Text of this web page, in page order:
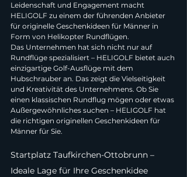
Leidenschaft und Engagement macht
HELIGOLF zu einem der führenden Anbieter
für originelle Geschenkideen für Männer in
Form von Helikopter Rundflügen.
Das Unternehmen hat sich nicht nur auf
Rundflüge spezialisiert – HELIGOLF bietet auch
einzigartige Golf-Ausflüge mit dem
Hubschrauber an. Das zeigt die Vielseitigkeit
und Kreativität des Unternehmens. Ob Sie
einen klassischen Rundflug mögen oder etwas
Außergewöhnliches suchen – HELIGOLF hat
die richtigen originellen Geschenkideen für
Männer für Sie.
Startplatz Taufkirchen-Ottobrunn –
Ideale Lage für Ihre Geschenkidee